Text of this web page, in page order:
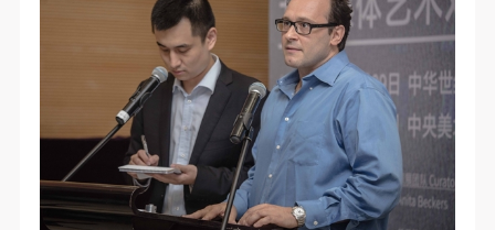
份，甲乙双方各执一份，均具有同等法律效力。
活动参与者意味着接受并承担本协议的全部义务，未
同意者意味着放弃参加此次活动的权利。凡参加这次
活动前，必须事先与自己的家属沟通，取得家属同
意，同时知晓并同意本免责声明。参加者签名/勾选
后，视作其家属也已知晓并同意。
我已认真阅读上述条款，并且同意。
份，甲乙双方各执一份，均具有同等法律效力。
活动参与者意味着接受并承担本协议的全部义务，未
同意者意味着放弃参加此次活动的权利。凡参加这次
活动前，必须事先与自己的家属沟通，取得家属同
意，同时知晓并同意本免责声明。参加者签名/勾选
后，视作其家属也已知晓并同意。
我已认真阅读上述条款，并且同意。
份，甲乙双方各执一份，均具有同等法律效力。
活动参与者意味着接受并承担本协议的全部义务，未
同意者意味着放弃参加此次活动的权利。凡参加这次
活动前，必须事先与自己的家属沟通，取得家属同
意，同时知晓并同意本免责声明。参加者签名/勾选
后，视作其家属也已知晓并同意。
我已认真阅读上述条款，并且同意。